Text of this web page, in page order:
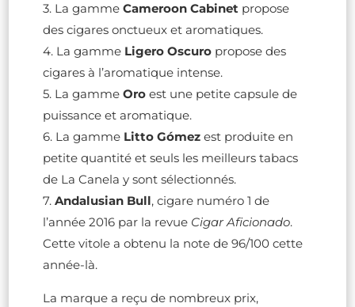
3. La gamme Cameroon Cabinetpropose
des cigares onctueux et aromatiques.
4. La gamme Ligero Oscuropropose des
cigares à l’aromatique intense.
5. La gamme Oroest une petite capsule de
puissance et aromatique.
6. La gamme Litto Gómezest produite en
petite quantité et seuls les meilleurs tabacs
de La Canela y sont sélectionnés.
7. Andalusian Bull, cigare numéro 1 de
l’année 2016 par la revue Cigar Aficionado.
Cette vitole a obtenu la note de 96/100 cette
année-là.
La marque a reçu de nombreux prix,